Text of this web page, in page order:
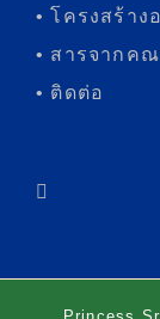
• โครงสร้าง
• สารจากค
• ติดต่อ